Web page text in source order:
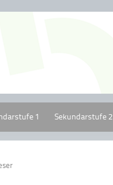
1 Sekundarstufe 2